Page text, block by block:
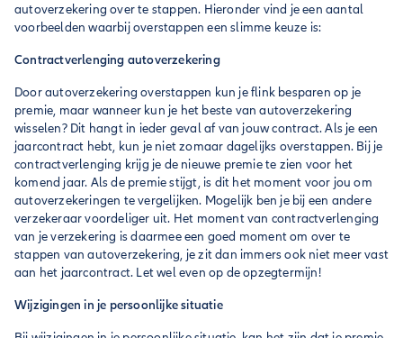
autoverzekering over te stappen. Hieronder vind je een aantal
voorbeelden waarbij overstappen een slimme keuze is:
Contractverlenging autoverzekering
Door autoverzekering overstappen kun je flink besparen op je
premie, maar wanneer kun je het beste van autoverzekering
wisselen? Dit hangt in ieder geval af van jouw contract. Als je een
jaarcontract hebt, kun je niet zomaar dagelijks overstappen. Bij je
contractverlenging krijg je de nieuwe premie te zien voor het
komend jaar. Als de premie stijgt, is dit het moment voor jou om
autoverzekeringen te vergelijken. Mogelijk ben je bij een andere
verzekeraar voordeliger uit. Het moment van contractverlenging
van je verzekering is daarmee een goed moment om over te
stappen van autoverzekering, je zit dan immers ook niet meer vast
aan het jaarcontract. Let wel even op de opzegtermijn!
Wijzigingen in je persoonlijke situatie